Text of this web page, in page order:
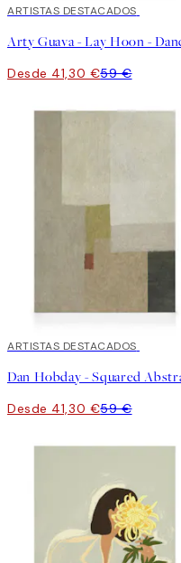
30%*
ARTISTAS DESTACADOS
Desde 41,30 €59 €
30%*
ARTISTAS DESTACADOS
Desde 41,30 €59 €